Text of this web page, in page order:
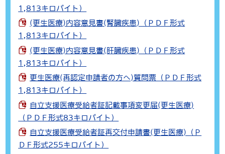
1,813キロバイト）
(更生医療)内容意見書(腎臓疾患)（ＰＤＦ形式
1,813キロバイト）
(更生医療)内容意見書(肝臓疾患)（ＰＤＦ形式
1,813キロバイト）
更生医療(再認定申請者の方へ)質問票（ＰＤＦ形式
1,813キロバイト）
自立支援医療受給者証記載事項変更届(更生医療)
（ＰＤＦ形式83キロバイト）
自立支援医療受給者証再交付申請書(更生医療)（Ｐ
ＤＦ形式255キロバイト）